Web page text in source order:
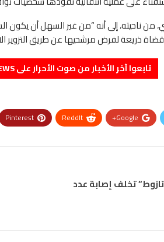
إلى أنه “من غير السهل أن يكون
ذريعة لفرض مرشحيها عن طريق التزوير
تابعوا آخر الأخبار من صوت الأحرار على GOOGLE NEWS
Google+
ReddIt
Pinterest
تخلف إصابة عدد